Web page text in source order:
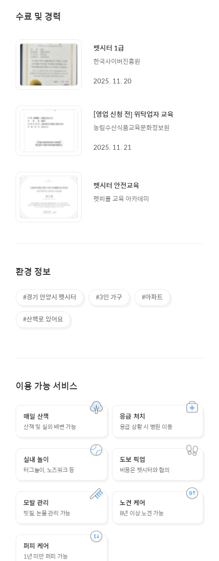
수료 및 경력
펫시터 1급
한국사이버진흥원
2025. 11. 20
[영업 신청 전] 위탁업자 교육
농림수산식품교육문화정보원
2025. 11. 21
펫시터 안전교육
펫피플 교육 아카데미
환경 정보
#경기 안양시 펫시터 #3인 가구 #아파트
#산책로 있어요
이용 가능 서비스
매일 산책
산책 및 실외 배변 가능
응급 처치
응급 상황 시 병원 이동
실내 놀이
터그놀이, 노즈워크 등
도보 픽업
비용은 펫시터와 협의
모발 관리
빗질, 눈물 관리 가능
노견 케어
8년 이상 노견 가능
퍼피 케어
1년 미만 퍼피 가능